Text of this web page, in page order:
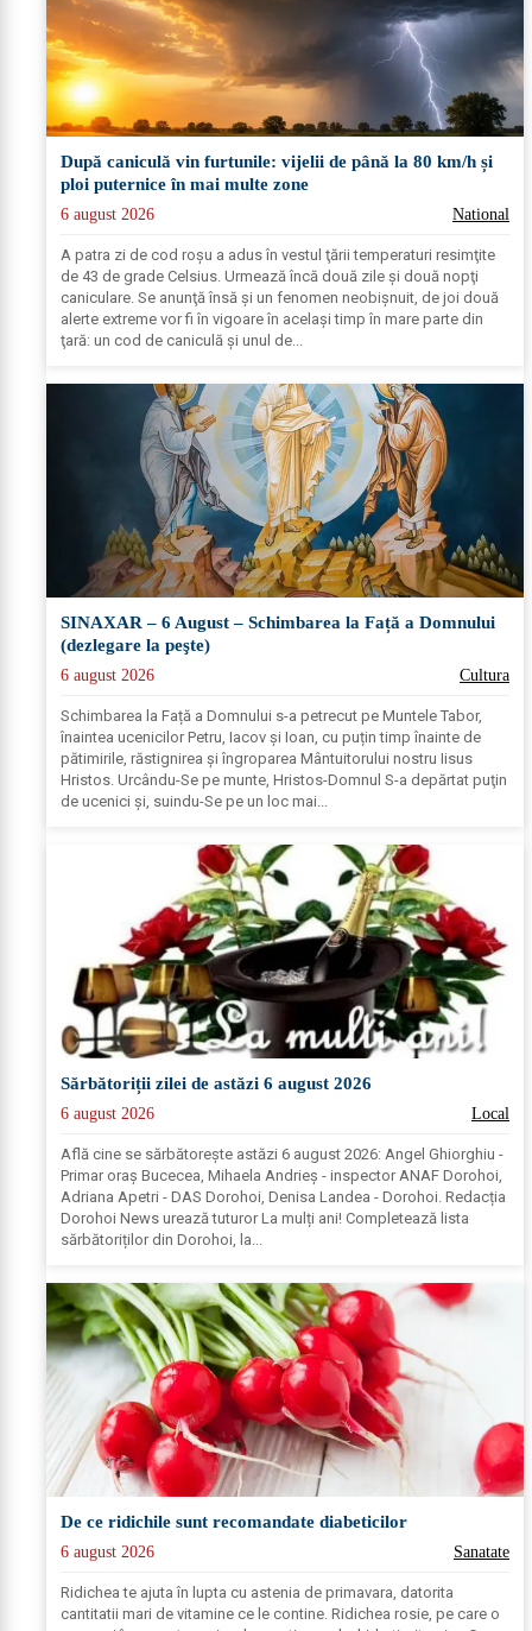
După caniculă vin furtunile: vijelii de până la 80 km/h și
ploi puternice în mai multe zone
6 august 2026 National
A patra zi de cod roşu a adus în vestul ţării temperaturi resimţite
de 43 de grade Celsius. Urmează încă două zile şi două nopţi
caniculare. Se anunţă însă şi un fenomen neobişnuit, de joi două
alerte extreme vor fi în vigoare în acelaşi timp în mare parte din
ţară: un cod de caniculă şi unul de...
SINAXAR – 6 August – Schimbarea la Față a Domnului
(dezlegare la peşte)
6 august 2026 Cultura
Schimbarea la Față a Domnului s-a petrecut pe Muntele Tabor,
înaintea ucenicilor Petru, Iacov și Ioan, cu puțin timp înainte de
pătimirile, răstignirea și îngroparea Mântuitorului nostru Iisus
Hristos. Urcându-Se pe munte, Hristos-Domnul S-a depărtat puţin
de ucenici şi, suindu-Se pe un loc mai...
Sărbătoriții zilei de astăzi 6 august 2026
6 august 2026 Local
Află cine se sărbătoreşte astăzi 6 august 2026: Angel Ghiorghiu -
Primar oraș Bucecea, Mihaela Andrieș - inspector ANAF Dorohoi,
Adriana Apetri - DAS Dorohoi, Denisa Landea - Dorohoi. Redacția
Dorohoi News urează tuturor La mulți ani! Completează lista
sărbătoriților din Dorohoi, la...
De ce ridichile sunt recomandate diabeticilor
6 august 2026 Sanatate
Ridichea te ajuta în lupta cu astenia de primavara, datorita
cantitatii mari de vitamine ce le contine. Ridichea rosie, pe care o